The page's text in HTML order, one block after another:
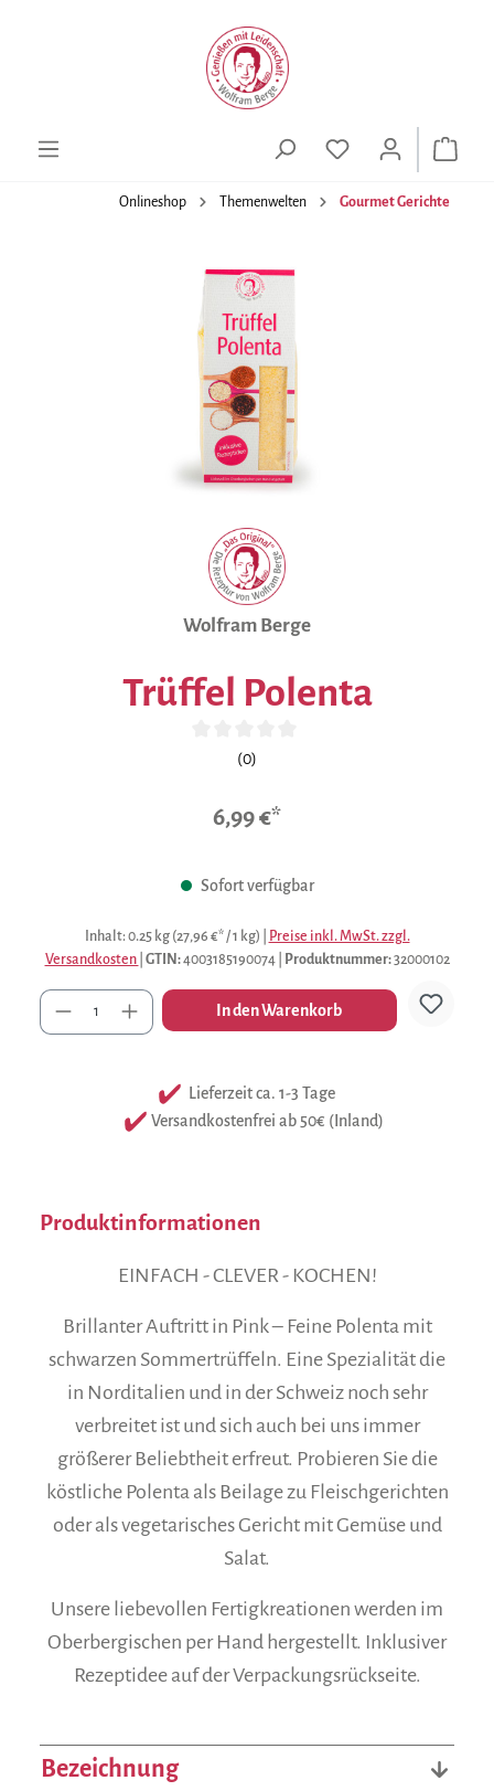
Onlineshop Themenwelten Gourmet Gerichte
Bildergalerie überspringen
Wolfram Berge
Trüffel Polenta
Durchschnittliche Bewertung von 0 von 5 Sternen
(0)
6,99 €*
Sofort verfügbar
Inhalt: 0.25 kg (27,96 €* / 1 kg)
Preise inkl. MwSt. zzgl.
Versandkosten GTIN:4003185190074 Produktnummer:32000102
Anzahl In den Warenkorb
Lieferzeit ca. 1-3 Tage
Versandkostenfrei ab 50€ (Inland)
Produktinformationen
EINFACH - CLEVER - KOCHEN!
Brillanter Auftritt in Pink – Feine Polenta mit
schwarzen Sommertrüffeln. Eine Spezialität die
in Norditalien und in der Schweiz noch sehr
verbreitet ist und sich auch bei uns immer
größerer Beliebtheit erfreut. Probieren Sie die
köstliche Polenta als Beilage zu Fleischgerichten
oder als vegetarisches Gericht mit Gemüse und
Salat.
Unsere liebevollen Fertigkreationen werden im
Oberbergischen per Hand hergestellt. Inklusiver
Rezeptidee auf der Verpackungsrückseite.
Bezeichnung